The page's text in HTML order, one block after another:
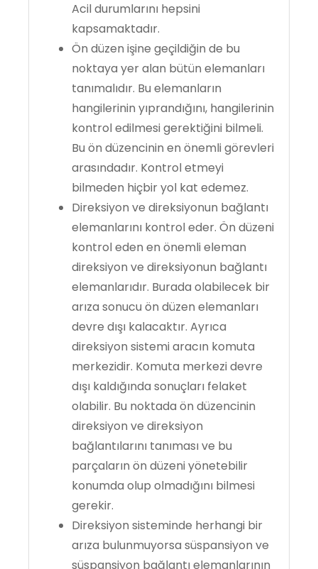
Acil durumlarını hepsini
kapsamaktadır.
Ön düzen işine geçildiğin de bu
noktaya yer alan bütün elemanları
tanımalıdır. Bu elemanların
hangilerinin yıprandığını, hangilerinin
kontrol edilmesi gerektiğini bilmeli.
Bu ön düzencinin en önemli görevleri
arasındadır. Kontrol etmeyi
bilmeden hiçbir yol kat edemez.
Direksiyon ve direksiyonun bağlantı
elemanlarını kontrol eder. Ön düzeni
kontrol eden en önemli eleman
direksiyon ve direksiyonun bağlantı
elemanlarıdır. Burada olabilecek bir
arıza sonucu ön düzen elemanları
devre dışı kalacaktır. Ayrıca
direksiyon sistemi aracın komuta
merkezidir. Komuta merkezi devre
dışı kaldığında sonuçları felaket
olabilir. Bu noktada ön düzencinin
direksiyon ve direksiyon
bağlantılarını tanıması ve bu
parçaların ön düzeni yönetebilir
konumda olup olmadığını bilmesi
gerekir.
Direksiyon sisteminde herhangi bir
arıza bulunmuyorsa süspansiyon ve
süspansiyon bağlantı elemanlarının